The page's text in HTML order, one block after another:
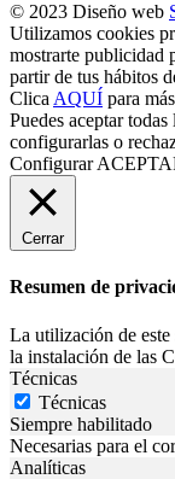
© 2023 Diseño web
Utilizamos cookies
mostrarte publicidad
partir de tus hábitos
Clica AQUÍ para
Puedes aceptar
configurarlas o
Configurar
Cerrar
Resumen de
La utilización de
la instalación de las
Técnicas
Técnicas
Siempre habilitado
Necesarias para el
Analíticas